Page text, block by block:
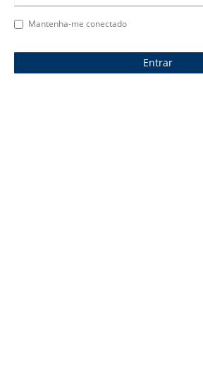
Mantenha-me conectado